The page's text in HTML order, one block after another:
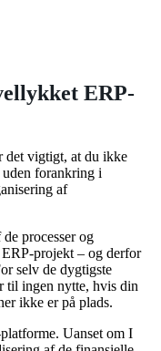
ERP-
det vigtigt, at du ikke
forankring i
af
processer og
projekt – og derfor
selv de dygtigste
til ingen nytte, hvis din
ikke er på plads.
Uanset om I